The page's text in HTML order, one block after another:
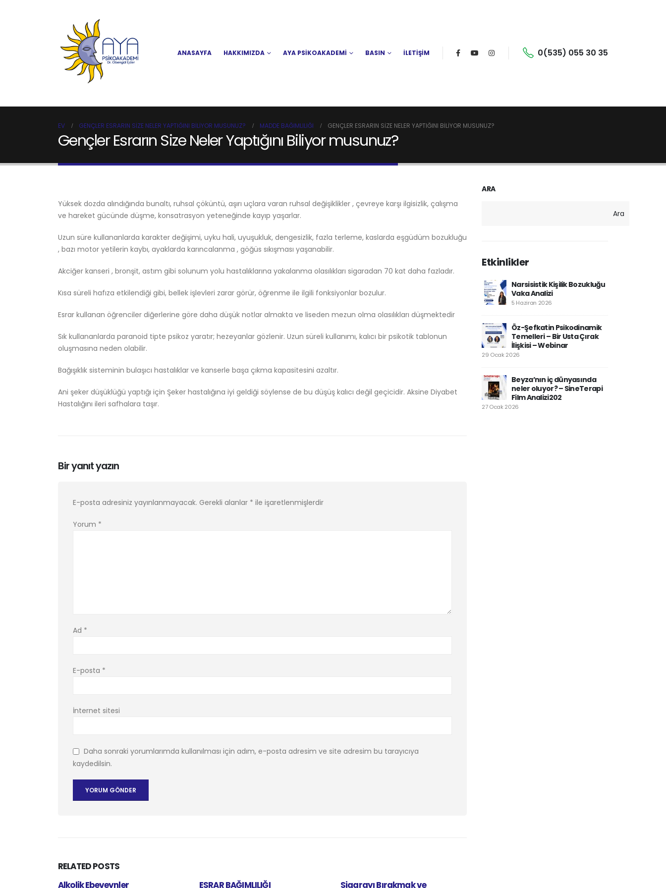
ANASAYFA HAKKIMIZDA AYA PSİKOAKADEMİ BASIN İLETİŞİM 0(535) 055 30 35
EV GENÇLER ESRARIN SIZE NELER YAPTIĞINI BILIYOR MUSUNUZ? MADDE BAĞIMLILIĞI GENÇLER ESRARIN SIZE NELER YAPTIĞINI BILIYOR MUSUNUZ?
Gençler Esrarın Size Neler Yaptığını Biliyor musunuz?
Yüksek dozda alındığında bunaltı, ruhsal çöküntü, aşırı uçlara varan ruhsal değişiklikler , çevreye karşı ilgisizlik, çalışma
ve hareket gücünde düşme, konsatrasyon yeteneğinde kayıp yaşarlar.
Uzun süre kullananlarda karakter değişimi, uyku hali, uyuşukluk, dengesizlik, fazla terleme, kaslarda eşgüdüm bozukluğu
, bazı motor yetilerin kaybı, ayaklarda karıncalanma , göğüs sıkışması yaşanabilir.
Akciğer kanseri , bronşit, astım gibi solunum yolu hastalıklarına yakalanma olasılıkları sigaradan 70 kat daha fazladır.
Kısa süreli hafıza etkilendiği gibi, bellek işlevleri zarar görür, öğrenme ile ilgili fonksiyonlar bozulur.
Esrar kullanan öğrenciler diğerlerine göre daha düşük notlar almakta ve liseden mezun olma olasılıkları düşmektedir
Sık kullananlarda paranoid tipte psikoz yaratır; hezeyanlar gözlenir. Uzun süreli kullanımı, kalıcı bir psikotik tablonun
oluşmasına neden olabilir.
Bağışıklık sisteminin bulaşıcı hastalıklar ve kanserle başa çıkma kapasitesini azaltır.
Ani şeker düşüklüğü yaptığı için Şeker hastalığına iyi geldiği söylense de bu düşüş kalıcı değil geçicidir. Aksine Diyabet
Hastalığını ileri safhalara taşır.
Bir yanıt yazın
E-posta adresiniz yayınlanmayacak. Gerekli alanlar * ile işaretlenmişlerdir
Yorum *
Ad *
E-posta *
İnternet sitesi
Daha sonraki yorumlarımda kullanılması için adım, e-posta adresim ve site adresim bu tarayıcıya
kaydedilsin.
RELATEDPOSTS
Alkolik Ebeveynler ESRAR BAĞIMLILIĞI
Sigarayı Bırakmak ve
ARA
Ara
Etkinlikler
Narsisistik Kişilik Bozukluğu
Vaka Analizi
5 Haziran 2026
Öz-Şefkatin Psikodinamik
Temelleri – Bir Usta Çırak
İlişkisi – Webinar
29 Ocak 2026
Beyza’nın iç dünyasında
neler oluyor? – SineTerapi
Film Analizi202
27 Ocak 2026